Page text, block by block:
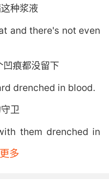
种浆液
and there's not even
凹痕都没留下
drenched in blood.
卫
them drenched in
多